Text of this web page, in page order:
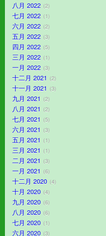
八月 2022 2
七月 2022 1
六月 2022 2
五月 2022 3
四月 2022 5
三月 2022 1
一月 2022 3
十二月 2021 2
十一月 2021 3
九月 2021 2
八月 2021 2
七月 2021 5
六月 2021 3
五月 2021 1
三月 2021 1
二月 2021 3
一月 2021 6
十二月 2020 4
十月 2020 4
九月 2020 6
八月 2020 6
七月 2020 1
六月 2020 3